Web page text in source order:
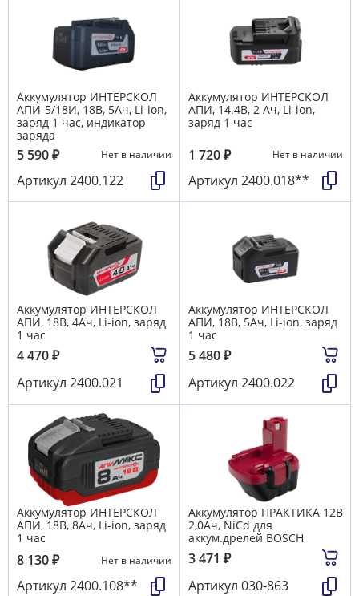
Аккумулятор ИНТЕРСКОЛ
АПИ-5/18И, 18В, 5Ач, Li-ion,
заряд 1 час, индикатор
заряда
5 590₽ Нет в наличии
Артикул 2400.122
Аккумулятор ИНТЕРСКОЛ
АПИ, 14.4В, 2 Ач, Li-ion,
заряд 1 час
1 720₽ Нет в наличии
Артикул 2400.018**
Аккумулятор ИНТЕРСКОЛ
АПИ, 18В, 4Ач, Li-ion, заряд
1 час
4 470₽
Артикул 2400.021
Аккумулятор ИНТЕРСКОЛ
АПИ, 18В, 5Ач, Li-ion, заряд
1 час
5 480₽
Артикул 2400.022
Аккумулятор ИНТЕРСКОЛ
АПИ, 18В, 8Ач, Li-ion, заряд
1 час
8 130₽ Нет в наличии
Артикул 2400.108**
Аккумулятор ПРАКТИКА 12B
2,0Aч, NiCd для
аккум.дрелей BOSCH
3 471 ₽
Артикул 030-863